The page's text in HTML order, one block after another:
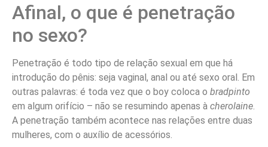
Afinal, o que é penetração
no sexo?
Penetração é todo tipo de relação sexual em que há
introdução do pênis: seja vaginal, anal ou até sexo oral. Em
outras palavras: é toda vez que o boy coloca o bradpinto
em algum orifício – não se resumindo apenas à cherolaine
A penetração também acontece nas relações entre duas
mulheres, com o auxílio de acessórios.